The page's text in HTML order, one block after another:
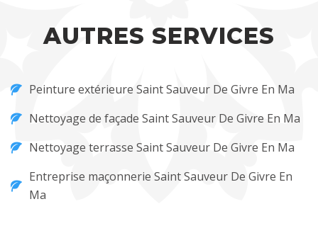
AUTRES SERVICES
Peinture extérieure Saint Sauveur De Givre En Ma
Nettoyage de façade Saint Sauveur De Givre En Ma
Nettoyage terrasse Saint Sauveur De Givre En Ma
Entreprise maçonnerie Saint Sauveur De Givre En
Ma